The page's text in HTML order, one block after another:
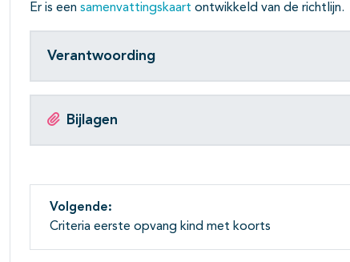
Er is een samenvattingskaart ontwikkeld van de richtlijn.
Verantwoording
Bijlagen
Volgende:
Criteria eerste opvang kind met koorts